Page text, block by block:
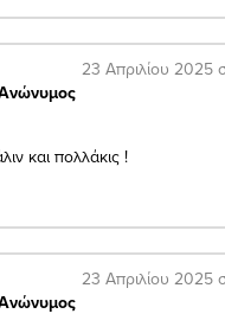
23 Απριλίου 2025
και πολλάκις !
23 Απριλίου 2025